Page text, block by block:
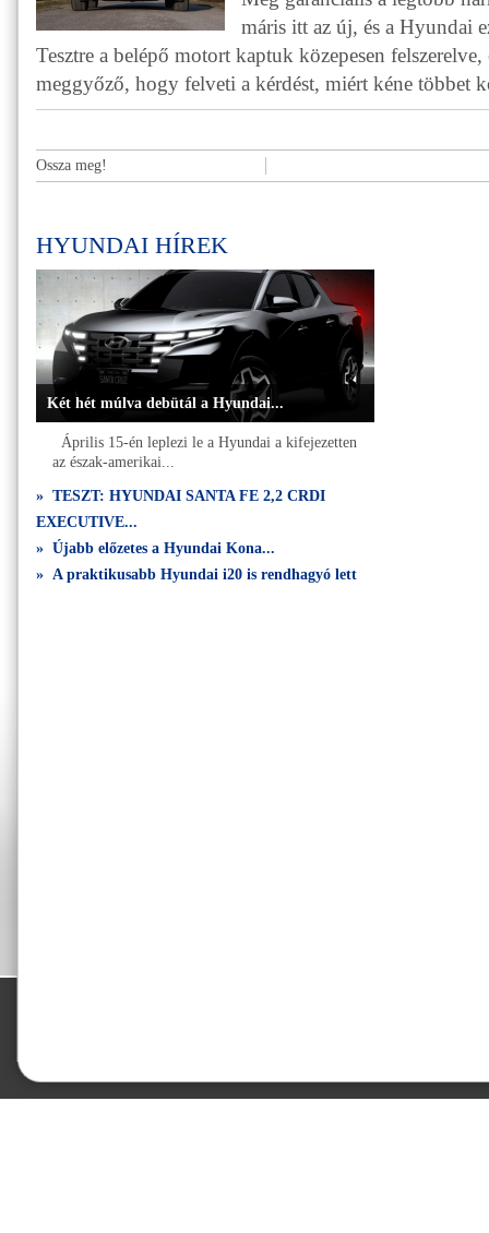
máris itt az új, és a Hyundai
Tesztre a belépő motort kaptuk közepesen felszerelve,
meggyőző, hogy felveti a kérdést, miért kéne többet
Ossza meg!
HYUNDAI HÍREK
Két hét múlva debütál a Hyundai...
Április 15-én leplezi le a Hyundai a kifejezetten
az észak-amerikai...
» TESZT: HYUNDAI SANTA FE 2,2 CRDI
EXECUTIVE...
» Újabb előzetes a Hyundai Kona...
» A praktikusabb Hyundai i20 is rendhagyó lett